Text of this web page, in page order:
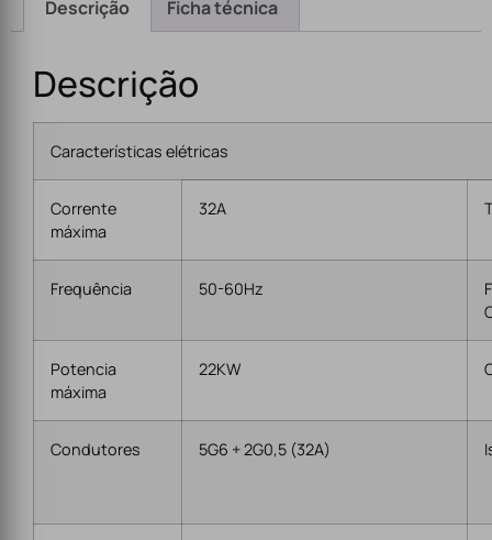
Descrição Ficha técnica
Descrição
Características elétricas
Corrente
máxima
32A
Frequência 50-60Hz
Potencia
máxima
22KW
Condutores 5G6 + 2G0,5 (32A)